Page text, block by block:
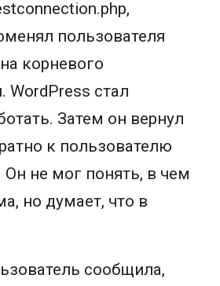
пользователя
корневого
WordPress стал
Затем он вернул
к пользователю
не мог понять, в чем
но думает, что в
сообщила,